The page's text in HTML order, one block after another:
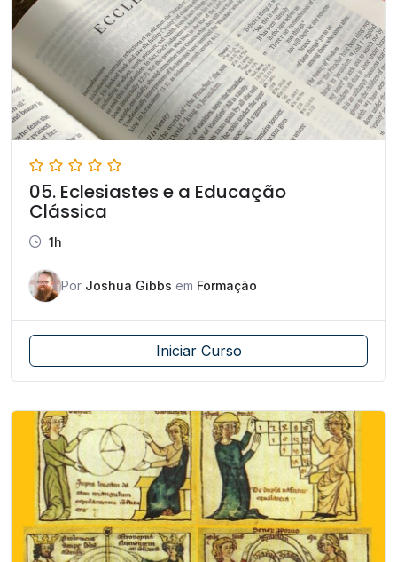
05. Eclesiastes e a Educação
Clássica
1h
Por Joshua Gibbs em Formação
Iniciar Curso